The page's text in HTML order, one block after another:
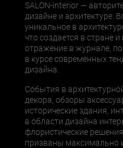
SALON-interior —
дизайне и архитектуре.
уникальное в
что создается в стране
отражение в журнале,
в курсе современных
дизайна.
События в
декора, обзоры
исторические здания,
в области дизайна
флористические
призваны максимально